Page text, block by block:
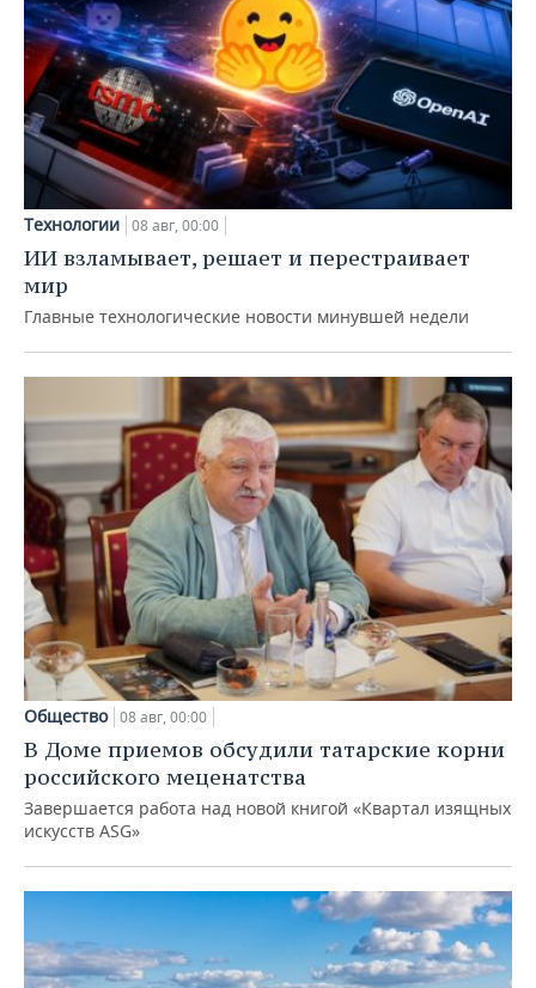
Технологии 08 авг, 00:00
ИИ взламывает, решает и перестраивает
мир
Главные технологические новости минувшей недели
Общество 08 авг, 00:00
В Доме приемов обсудили татарские корни
российского меценатства
Завершается работа над новой книгой «Квартал изящных
искусств ASG»